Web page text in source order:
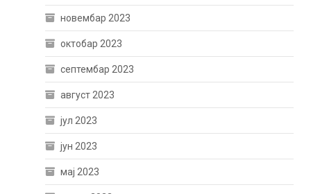
новембар 2023
октобар 2023
септембар 2023
август 2023
јул 2023
јун 2023
мај 2023